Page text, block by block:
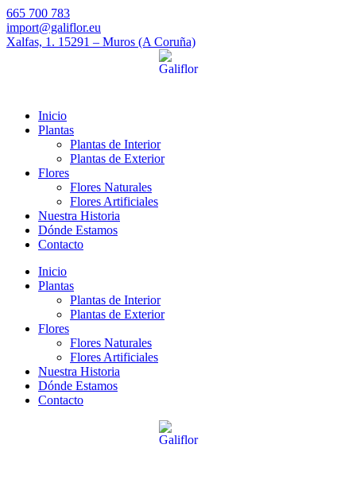
665 700 783
import@galiflor.eu
Xalfas, 1. 15291 – Muros (A Coruña)
Inicio
Plantas
Plantas de Interior
Plantas de Exterior
Flores
Flores Naturales
Flores Artificiales
Nuestra Historia
Dónde Estamos
Contacto
Inicio
Plantas
Plantas de Interior
Plantas de Exterior
Flores
Flores Naturales
Flores Artificiales
Nuestra Historia
Dónde Estamos
Contacto